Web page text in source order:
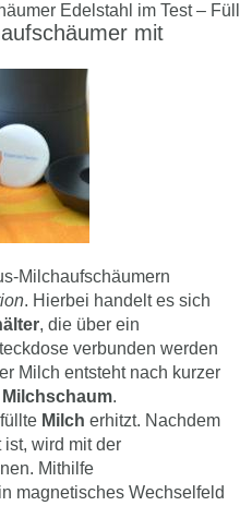
Edelstahl im Test –
mit
Milchaufschäumern
. Hierbei handelt es sich
, die über ein
verbunden werden
Milch entsteht nach kurzer
.
Milch erhitzt. Nachdem
ist, wird mit der
Mithilfe
magnetisches Wechselfeld